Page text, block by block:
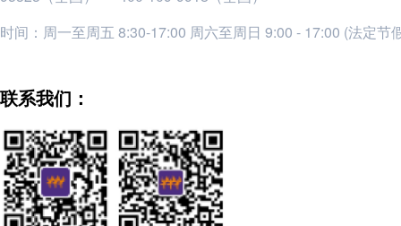
时间：周一至周五 8:30-17:00 周六至周日 9:00 - 17:00 (法定节
联系我们：